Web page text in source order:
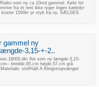
som ny ca 10md gammel. Købt for
fra et rent ikke ryger Ingen kæledyr
koster 1500kr pr styk fra ny. SÆLGES
gammel ny
3,15-+-2..
flot som ny længde-3,15-
bredde.95.cm højde.57.cm grå
stofHalil A.Klingstrupvænget